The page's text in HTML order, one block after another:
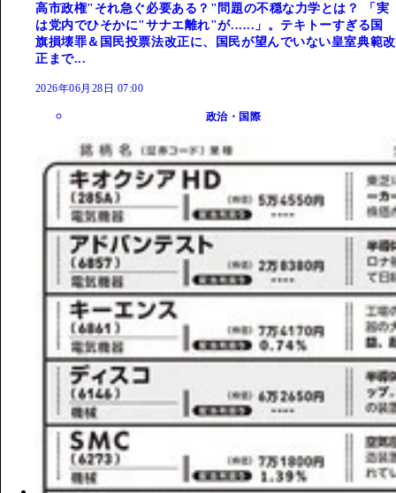
高市政権"それ急ぐ必要ある？"問題の不穏な力学とは？ 「実
は党内でひそかに"サナエ離れ"が......」。テキトーすぎる国
旗損壊罪＆国民投票法改正に、国民が望んでいない皇室典範改
正まで...
2026年06月28日 07:00
政治・国際